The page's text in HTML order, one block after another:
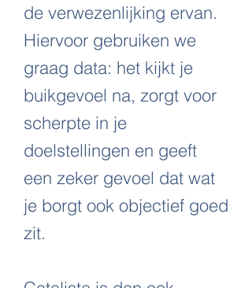
de verwezenlijking ervan.
Hiervoor gebruiken we
graag data: het kijkt je
buikgevoel na, zorgt voor
scherpte in je
doelstellingen en geeft
een zeker gevoel dat wat
je borgt ook objectief goed
zit.